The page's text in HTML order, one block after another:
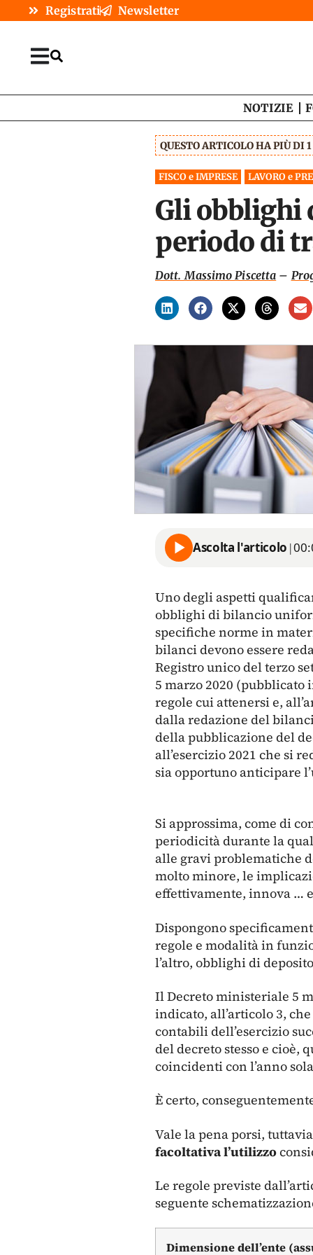
Registrati Newsletter
NOTIZIE
QUESTO ARTICOLO HA PIÙ DI
FISCO e IMPRESE LAVORO e
Gli obblighi
periodo di
Dott. Massimo Piscetta –
Ascolta l'articolo |
Uno degli aspetti
obblighi di bilancio
specifiche norme in
bilanci devono essere
Registro unico del terzo
5 marzo 2020
regole cui attenersi e,
dalla redazione del
della pubblicazione del
all’esercizio 2021 che si
sia opportuno anticipare
Si approssima, come di
periodicità durante la
alle gravi problematiche
molto minore, le
effettivamente, innova …
Dispongono
regole e modalità in
l’altro, obblighi di
Il Decreto ministeriale 5
indicato, all’articolo 3,
contabili dell’esercizio
del decreto stesso e
coincidenti con l’anno
È certo,
Vale la pena porsi,
facoltativa l’utilizzo
Le regole previste
seguente
Dimensione dell’ente